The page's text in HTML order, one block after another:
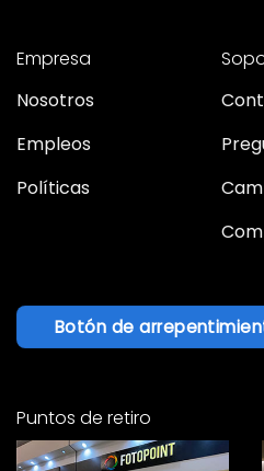
Empresa
Nosotros
Empleos
Políticas
Botón de
Puntos de retiro